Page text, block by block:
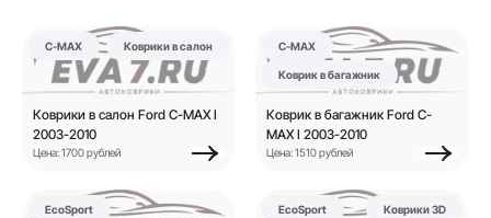
C-MAX Коврики в салон
Коврики в салон Ford C-MAX I
2003-2010
Цена: 1700 рублей
C-MAX
Коврик в багажник
Коврик в багажник Ford C-
MAX I 2003-2010
Цена: 1510 рублей
EcoSport EcoSport Коврики 3D